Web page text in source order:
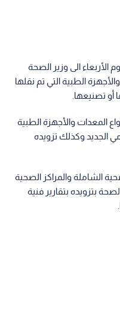
الى وزير الصحة
الطبية التي تم نقلها
أو تصنيعها.
المعدات والأجهزة الطبية
الجديد وكذلك تزويده
الشاملة والمراكز الصحية
بتزويده بتقارير فنية